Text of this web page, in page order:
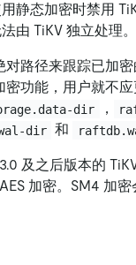
静态加密时禁用
由 TiKV 独立处理。
对路径来跟踪已加
密功能，用户就不
dir ，
dir 和
及之后版本的
加密。SM4 加